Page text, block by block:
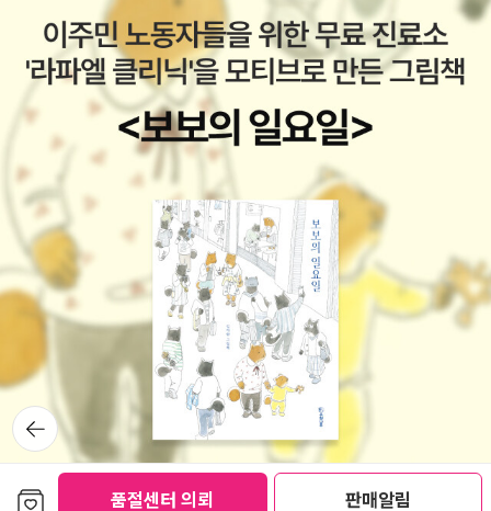
품절센터 의뢰 판매알림
비뚤어진 사랑 이야기. 이 작품은 2000년에 웹진 《사이픽션SCI
FICTION》을 통해서 발표되었다. 이 웹진은 사이파이 채널에서
만들고 앨런 대트로가 편집장을 맡아서 뛰어난 작가들의 신작을
다수 내놓고 고전 중단편을 엄선해서 수록했다. 비록 2000년부
터 2005년까지만 운영되었지만 SF계에 중요한 역할을 한 웹진
이라고 할 수 있다. 창조 Creation 주인공은 교리문답 시간에 들
은 창세기 이야기를 바탕으로 자신만의 인간을 창조해보려고 한
다. 숲 속에서 나무와 풀들로 몸을 만들고, 아버지에게서 가져온
숨결을 흘려넣고, 교리문답의 질문들을 읽어주고 나서 다음 날 가
보았더니 정말로 그 인간이 일어나서 사라진 흔적만이 남아있었
다. 주인공은 큰 비밀을 안고 괴로워하다가 아버지에게 이 일을
고백한다. 환상적인 소재를 다루고 있지만 부모와 책임, 사람의
성장에 대해 말하는 이야기. 이 작품은 2002년에 《매거진 오브
판타지 앤드 사이언스픽션》에 실렸으며, 「환상소설가의 조수」와
마찬가지로 <세계환상문학상> 단편 부문을 수상했다. 계곡 밖
으로 Out of the Canyon 《가제트》지 기자가 한 남자의 일기에
뒤로가
기